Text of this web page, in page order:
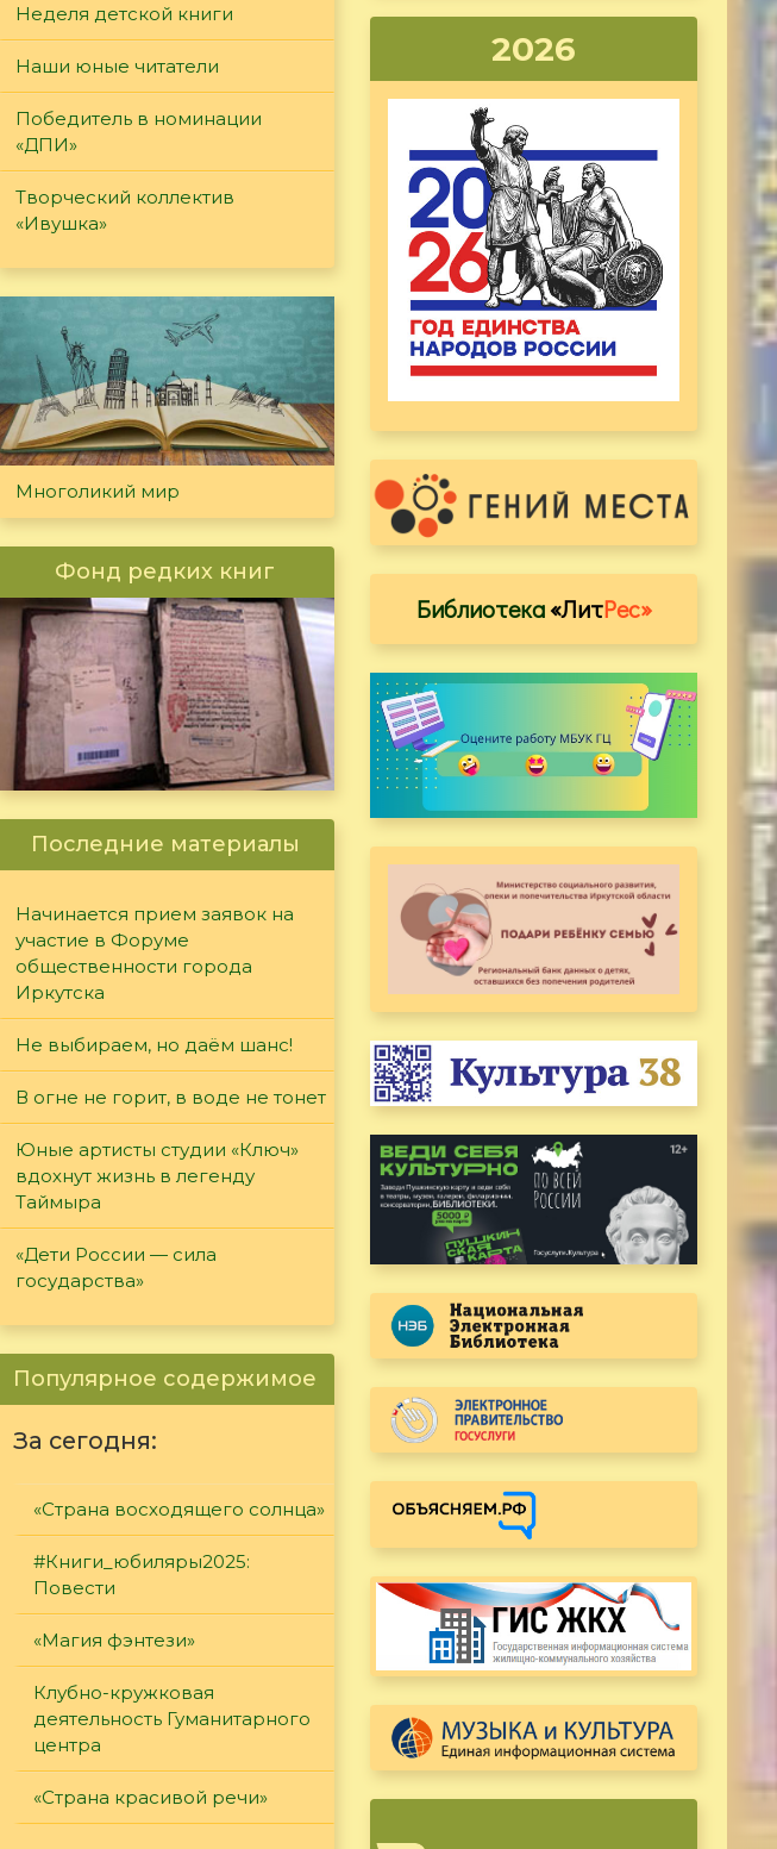
Неделя детской книги
Наши юные читатели
Победитель в номинации
«ДПИ»
Творческий коллектив
«Ивушка»
Многоликий мир
Фонд редких книг
Последние материалы
Начинается прием заявок на
участие в Форуме
общественности города
Иркутска
Не выбираем, но даём шанс!
В огне не горит, в воде не тонет
Юные артисты студии «Ключ»
вдохнут жизнь в легенду
Таймыра
«Дети России — сила
государства»
Популярное содержимое
За сегодня:
«Страна восходящего солнца»
#Книги_юбиляры2025:
Повести
«Магия фэнтези»
Клубно-кружковая
деятельность Гуманитарного
центра
«Страна красивой речи»
2026
Библиотека«ЛитРес»